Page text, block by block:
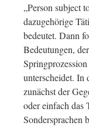
„Person subject
dazugehörige
bedeutet. Dann
Bedeutungen,
unterscheidet. In
zunächst der
oder einfach das
Sondersprachen